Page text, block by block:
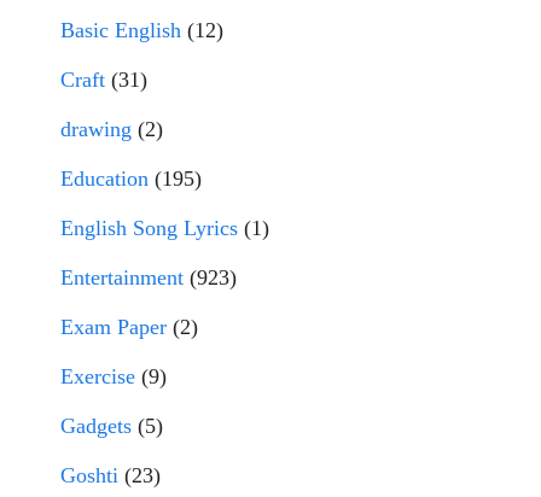
Basic English (12)
Craft (31)
drawing (2)
Education (195)
English Song Lyrics (1)
Entertainment (923)
Exam Paper (2)
Exercise (9)
Gadgets (5)
Goshti (23)